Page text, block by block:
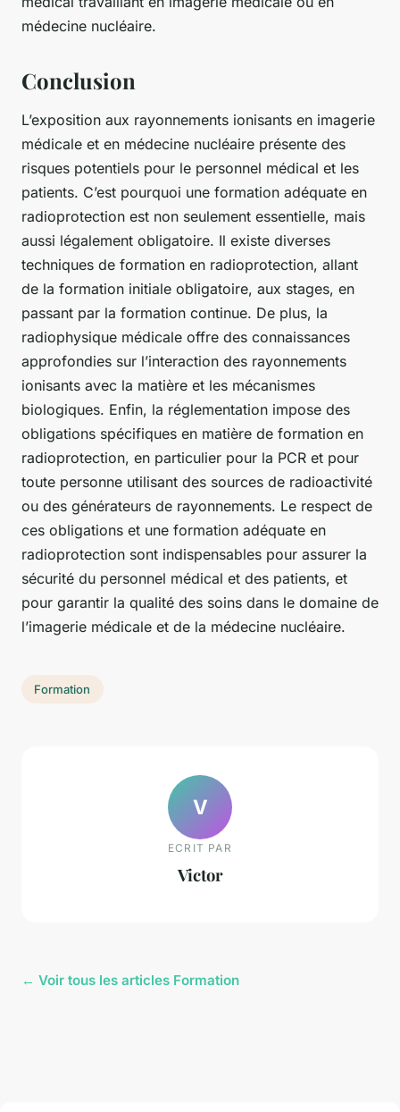
médecine nucléaire.
Conclusion
L’exposition aux rayonnements ionisants en imagerie
médicale et en médecine nucléaire présente des
risques potentiels pour le personnel médical et les
patients. C’est pourquoi une formation adéquate en
radioprotection est non seulement essentielle, mais
aussi légalement obligatoire. Il existe diverses
techniques de formation en radioprotection, allant
de la formation initiale obligatoire, aux stages, en
passant par la formation continue. De plus, la
radiophysique médicale offre des connaissances
approfondies sur l’interaction des rayonnements
ionisants avec la matière et les mécanismes
biologiques. Enfin, la réglementation impose des
obligations spécifiques en matière de formation en
radioprotection, en particulier pour la PCR et pour
toute personne utilisant des sources de radioactivité
ou des générateurs de rayonnements. Le respect de
ces obligations et une formation adéquate en
radioprotection sont indispensables pour assurer la
sécurité du personnel médical et des patients, et
pour garantir la qualité des soins dans le domaine de
l’imagerie médicale et de la médecine nucléaire.
Formation
V
ECRIT PAR
Victor
← Voir tous les articles Formation